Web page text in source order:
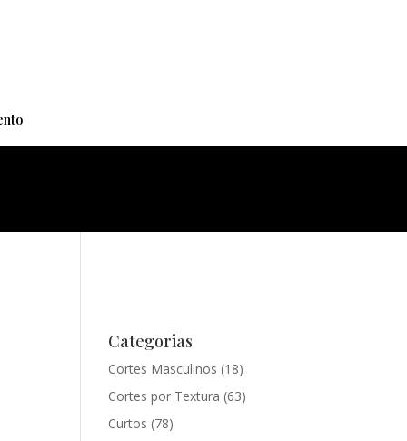
Categorias
Cortes Masculinos (18)
Cortes por Textura (63)
Curtos (78)